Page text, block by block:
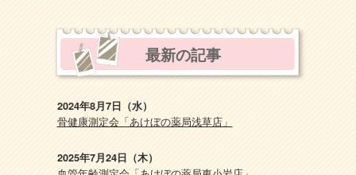
最新の記事
2024年8月7日（水）
骨健康測定会「あけぼの薬局浅草店」
2025年7月24日（木）